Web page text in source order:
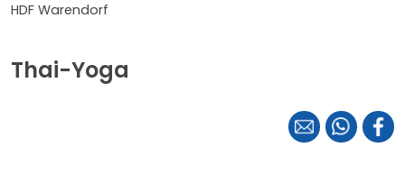
HDF Warendorf
Thai-Yoga